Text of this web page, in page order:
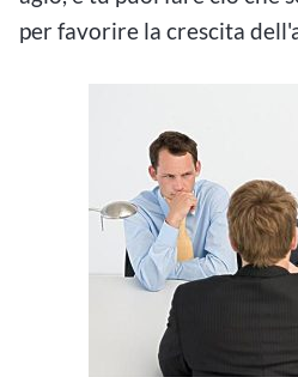
per favorire la crescita